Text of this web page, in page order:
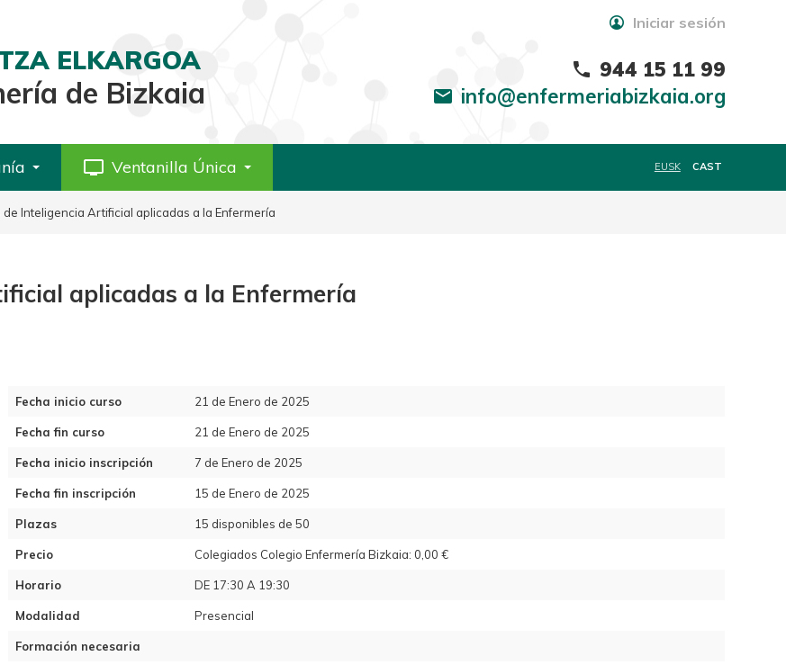
Iniciar sesión
ELKARGOA
de Bizkaia
phone 944 15 11 99
mail info@enfermeriabizkaia.org
personal_video Ventanilla Única EUSK CAST
Inteligencia Artificial aplicadas a la Enfermería
aplicadas a la Enfermería
Fecha inicio curso 21 de Enero de 2025
Fecha fin curso 21 de Enero de 2025
Fecha inicio inscripción 7 de Enero de 2025
Fecha fin inscripción 15 de Enero de 2025
Plazas 15 disponibles de 50
Precio Colegiados Colegio Enfermería Bizkaia: 0,00 €
Horario DE 17:30 A 19:30
Modalidad Presencial
Formación necesaria